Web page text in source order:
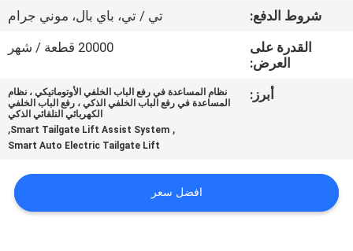
اتصل
اقتباس
خريطة
شروط الدفع:
تي / تي، باي بال، موني جرام
القدرة على
العرض:
20000 قطعة / شهر
أبرز:
نظام المساعدة في رفع الباب الخلفي الأوتوماتيكي ، نظام
المساعدة في رفع الباب الخلفي الذكي ، رفع الباب الخلفي
الكهربائي التلقائي الذكي
,
Smart Tailgate Lift Assist System
,
Smart Auto Electric Tailgate Lift
افضل سعر